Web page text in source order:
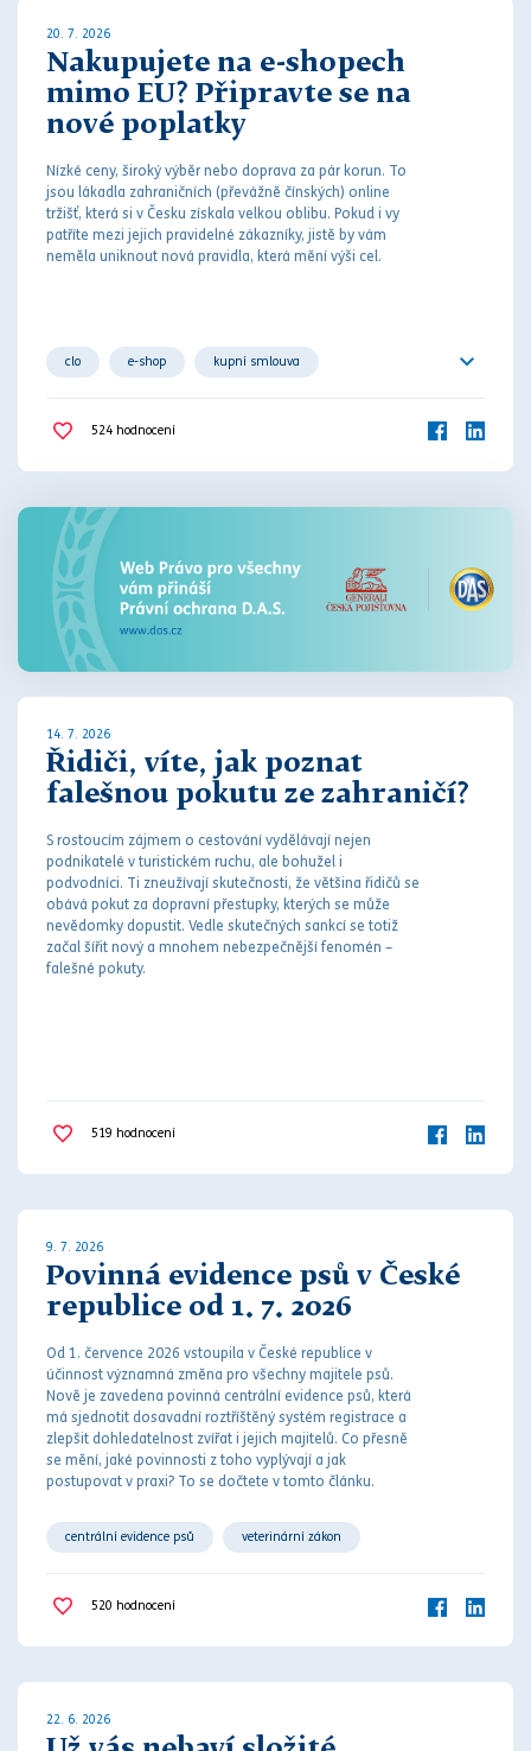
20. 7. 2026
Nakupujete na e-shopech
mimo EU? Připravte se na
nové poplatky
Nízké ceny, široký výběr nebo doprava za pár korun. To
jsou lákadla zahraničních (převážně čínských) online
tržišť, která si v Česku získala velkou oblibu. Pokud i vy
patříte mezi jejich pravidelné zákazníky, jistě by vám
neměla uniknout nová pravidla, která mění výši cel.
clo e-shop kupní smlouva
online tržiště
zahraničí
524 hodnocení
14. 7. 2026
Řidiči, víte, jak poznat
falešnou pokutu ze zahraničí?
S rostoucím zájmem o cestování vydělávají nejen
podnikatelé v turistickém ruchu, ale bohužel i
podvodníci. Ti zneužívají skutečnosti, že většina řidičů se
obává pokut za dopravní přestupky, kterých se může
nevědomky dopustit. Vedle skutečných sankcí se totiž
začal šířit nový a mnohem nebezpečnější fenomén –
falešné pokuty.
519 hodnocení
9. 7. 2026
Povinná evidence psů v České
republice od 1. 7. 2026
Od 1. července 2026 vstoupila v České republice v
účinnost významná změna pro všechny majitele psů.
Nově je zavedena povinná centrální evidence psů, která
má sjednotit dosavadní roztříštěný systém registrace a
zlepšit dohledatelnost zvířat i jejich majitelů. Co přesně
se mění, jaké povinnosti z toho vyplývají a jak
postupovat v praxi? To se dočtete v tomto článku.
centrální evidence psů veterinární zákon
520 hodnocení
22. 6. 2026